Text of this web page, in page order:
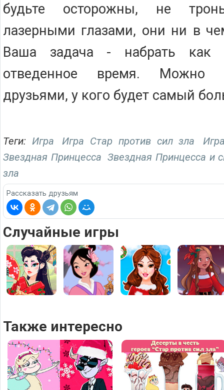
будьте осторожны, не
лазерными глазами, они ни в
Ваша задача - набрать как
отведенное время. Можно
друзьями, у кого будет самый
Теги: Игра Игра Стар против сил зла
Звездная Принцесса Звездная Принцесса и
зла
Рассказать друзьям
Случайные игры
Также интересно